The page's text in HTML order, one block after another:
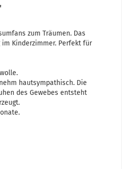
zum Träumen. Das
Kinderzimmer. Perfekt für
hautsympathisch. Die
des Gewebes entsteht